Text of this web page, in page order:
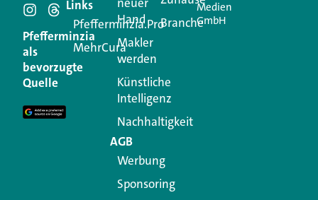
Kommentar
Ihre E-Mail-Adresse wird nicht veröffentlicht.
Erforderliche Felder sind mit
Kommentar
Pfefferminzia
als
bevorzugte
Quelle
Links
Pfefferminzia.Pro
MehrCura
Hand
Makler
werden
Künstliche
Intelligenz
Nachhaltigkeit
AGB
Werbung
Sponsoring
Branche
Medien
GmbH